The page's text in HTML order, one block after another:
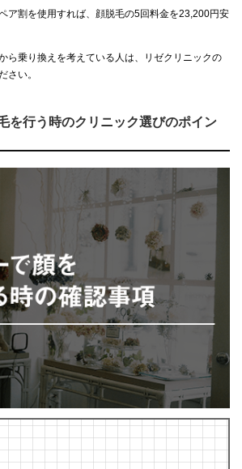
ア割を使用すれば、顔脱毛の5回料金を23,200円安
ら乗り換えを考えている人は、リゼクリニックの
さい。
を行う時のクリニック選びのポイン